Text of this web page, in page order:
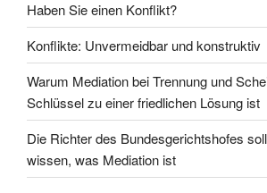
Haben Sie einen Konflikt?
Konflikte: Unvermeidbar und konstruktiv
Warum Mediation bei Trennung und
Schlüssel zu einer friedlichen Lösung ist
Die Richter des Bundesgerichtshofes
wissen, was Mediation ist